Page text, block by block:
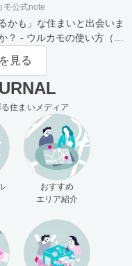
モ公式note
るかも」な住まいと出会いま
？ - ウルカモの使い方（買
向け）
見る
住まいメディア
おすすめ
エリア紹介